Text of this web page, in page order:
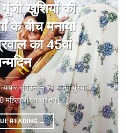
गूंजी खुशियों की
के बीच मनाया
का 45वां
संगठन ने 71 बुजुर्ग पुरुषों
महिलाओं को साड़ियां[...]
READING→